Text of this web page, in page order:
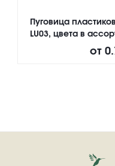
Пуговица
LU03, цвета в
от